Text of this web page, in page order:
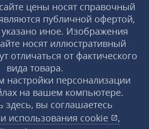
цены носят справочный
публичной офертой,
иное. Изображения
носят иллюстративный
отличаться от фактического
вида товара.
настройки персонализации
на вашем компьютере.
здесь, вы соглашаетесь
использования cookie
,